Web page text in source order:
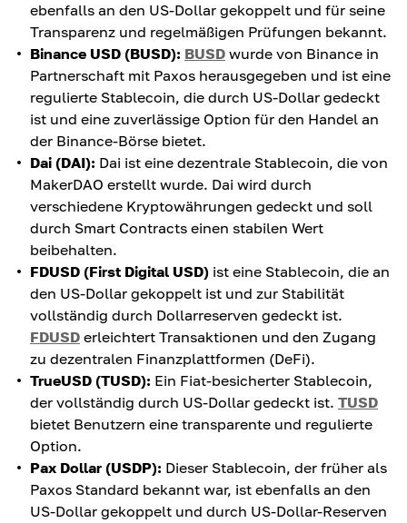
ebenfalls an den US-Dollar gekoppelt und für seine
Transparenz und regelmäßigen Prüfungen bekannt.
Binance USD (BUSD): BUSD wurde von Binance in
Partnerschaft mit Paxos herausgegeben und ist eine
regulierte Stablecoin, die durch US-Dollar gedeckt
ist und eine zuverlässige Option für den Handel an
der Binance-Börse bietet.
Dai (DAI): Dai ist eine dezentrale Stablecoin, die von
MakerDAO erstellt wurde. Dai wird durch
verschiedene Kryptowährungen gedeckt und soll
durch Smart Contracts einen stabilen Wert
beibehalten.
FDUSD (First Digital USD) ist eine Stablecoin, die an
den US-Dollar gekoppelt ist und zur Stabilität
vollständig durch Dollarreserven gedeckt ist.
FDUSD erleichtert Transaktionen und den Zugang
zu dezentralen Finanzplattformen (DeFi).
TrueUSD (TUSD): Ein Fiat-besicherter Stablecoin,
der vollständig durch US-Dollar gedeckt ist. TUSD
bietet Benutzern eine transparente und regulierte
Option.
Pax Dollar (USDP): Dieser Stablecoin, der früher als
Paxos Standard bekannt war, ist ebenfalls an den
US-Dollar gekoppelt und durch US-Dollar-Reserven